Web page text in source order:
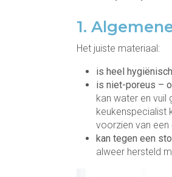
1.
Het juiste materiaal:
is heel hygiënisch
is niet-poreus –
kan water en vuil
keukenspecialist
voorzien van een
kan tegen een
alweer hersteld